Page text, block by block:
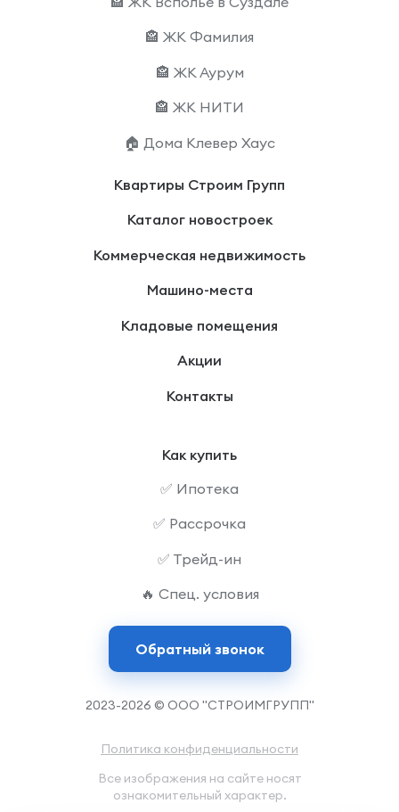
🏤 ЖК Фамилия
🏤 ЖК Аурум
🏤 ЖК НИТИ
🏠 Дома Клевер Хаус
Квартиры Строим Групп
Каталог новостроек
Коммерческая недвижимость
Машино-места
Кладовые помещения
Акции
Контакты
Как купить
✅ Ипотека
✅ Рассрочка
✅ Трейд-ин
🔥 Спец. условия
Обратный звонок
2023-2026 © ООО "СТРОИМГРУПП"
Политика конфиденциальности
Все изображения на сайте носят
ознакомительный характер.